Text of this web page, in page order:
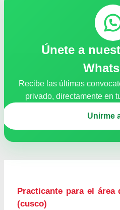
Únete a
Recibe las últimas
privado, directamente en
Unirme
Practicante para el área
(cusco)